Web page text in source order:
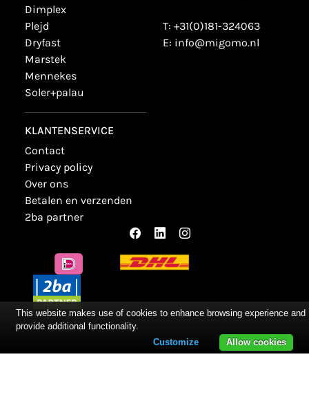
dimplex
plejd
dryfast
marstek
mennekes
soler+palau
KLANTENSERVICE
contact
privacy policy
over ons
betalen en verzenden
2ba partner
T: +31(0)181-324063
E: info@migomo.nl
This website makes use of cookies to enhance browsing experience and
provide additional functionality.
Allow cookies
Customize